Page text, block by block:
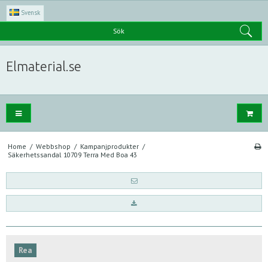
Svensk
Sök
Elmaterial.se
Home / Webbshop / Kampanjprodukter /
Säkerhetssandal 10709 Terra Med Boa 43
Rea